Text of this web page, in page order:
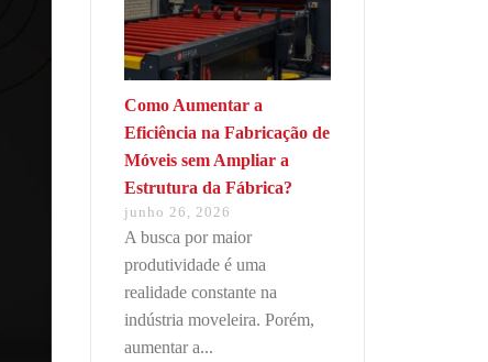
Como Aumentar a
Eficiência na Fabricação de
Móveis sem Ampliar a
Estrutura da Fábrica?
junho 26, 2026
A busca por maior
produtividade é uma
realidade constante na
indústria moveleira. Porém,
aumentar a...